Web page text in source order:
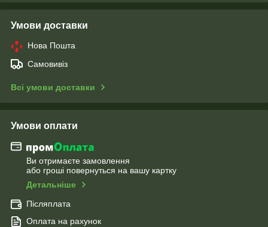
Умови доставки
Нова Пошта
Самовивіз
Всі умови доставки
Умови оплати
Ви отримаєте замовлення
або гроші повернуться на вашу картку
Детальніше
Післяплата
Оплата на рахунок